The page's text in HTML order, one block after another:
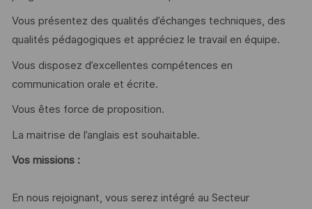
Vous présentez des qualités d’échanges techniques, des
qualités pédagogiques et appréciez le travail en équipe.
Vous disposez d’excellentes compétences en
communication orale et écrite.
Vous êtes force de proposition.
La maitrise de l’anglais est souhaitable.
Vos missions :
En nous rejoignant, vous serez intégré au Secteur